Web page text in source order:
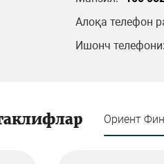
Алоқа телефон
Ишонч телефони:
Ориент